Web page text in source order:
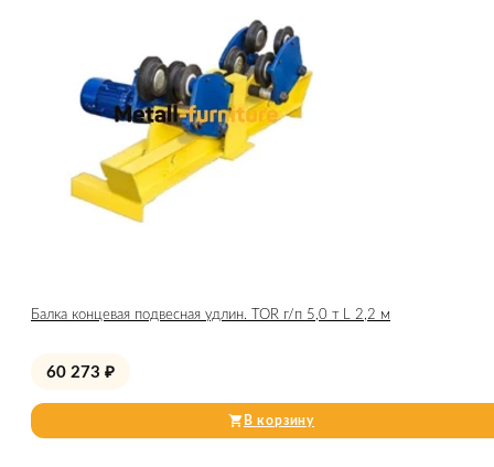
Балка концевая подвесная удлин. TOR г/п 5,0 т L 2,2 м
60 273 ₽
В корзину